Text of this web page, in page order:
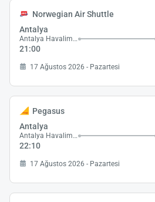
Norwegian Air Shuttle
Antalya
Antalya Havalimanı
21:00
17 Ağustos 2026 - Pazartesi
Pegasus
Antalya
Antalya Havalimanı
22:10
17 Ağustos 2026 - Pazartesi